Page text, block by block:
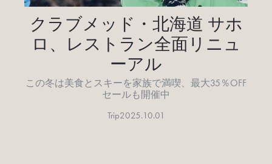
クラブメッド・北海道 サホ
ロ、レストラン全面リニュ
ーアル
この冬は美食とスキーを家族で満喫、最大35％OFF
セールも開催中
Trip2025.10.01